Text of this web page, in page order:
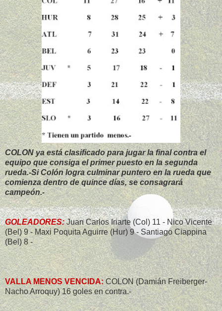
COLON ya está clasificado para jugar la final contra el
equipo que consiga el primer puesto en la segunda
rueda.-Si Colón logra culminar puntero en la rueda que
comienza dentro de quince días, se consagrará
campeón.-
GOLEADORES:Juan Carlos Iriarte (Col) 11 - Nico Vicente
(Bel) 9 - Maxi Poquita Aguirre (Hur) 9 - Santiago Ciappina
(Bel) 8 -
VALLA MENOS VENCIDA: COLON (Damián Freiberger-
Nacho Arroquy) 16 goles en contra.-